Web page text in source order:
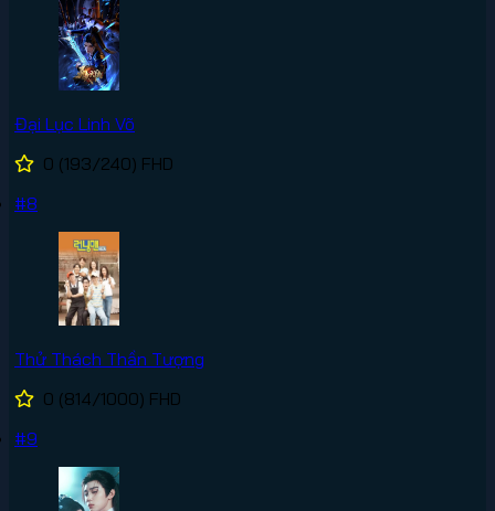
Đại Lục Linh Võ
0 (193/240) FHD
#8
Thử Thách Thần Tượng
0 (814/1000) FHD
#9